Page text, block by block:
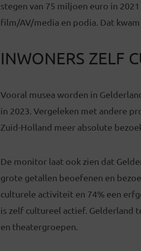
stegen van 75 miljoen euro in
film/AV/media en podia. Dat
INWONERS ZELF
Vooral musea worden in
in 2023. Vergeleken met andere
Zuid-Holland meer absolute
De monitor laat ook zien dat
grote getallen beoefenen en
culturele activiteit en 74% een
is zelf cultureel actief. Gelderland
en theatergroepen.